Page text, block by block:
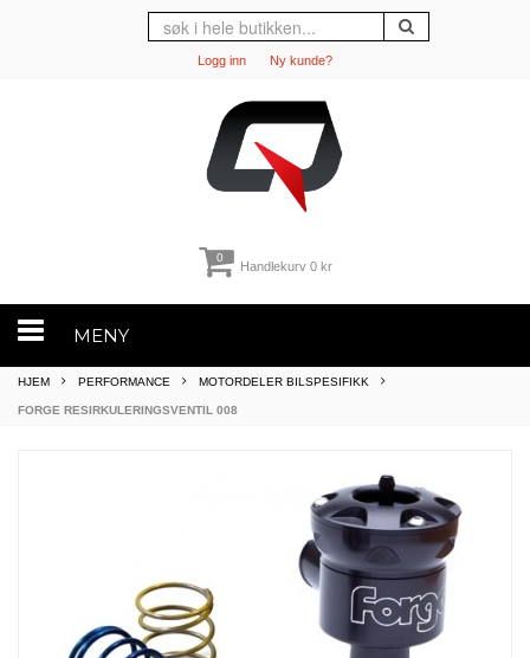
Logg inn Ny kunde?
0
Handlekurv 0 kr
MENY
HJEM PERFORMANCE MOTORDELER BILSPESIFIKK
FORGE RESIRKULERINGSVENTIL 008